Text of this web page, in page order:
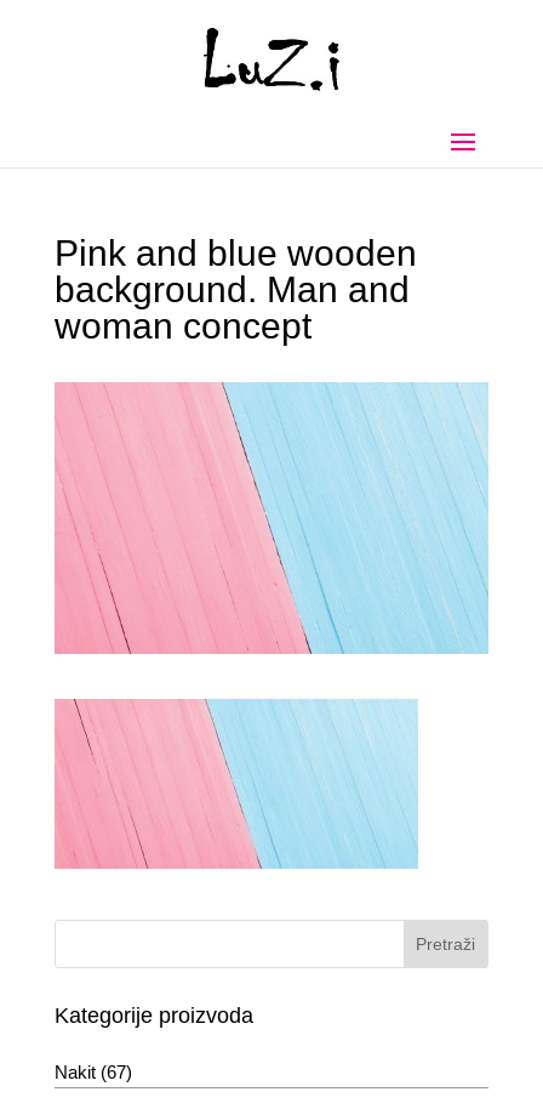
Pink and blue wooden
background. Man and
woman concept
Kategorije proizvoda
Nakit (67)